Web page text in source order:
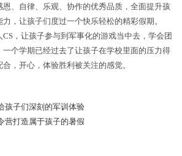
、自律、乐观、协作的优秀品质，全面提升孩
，让孩子们度过一个快乐轻松的精彩假期。
，让孩子参与到军事化的游戏当中去，学会团
一个学期已经过去了让孩子在学校里面的压力得
，开心，体验胜利被关注的感觉。
孩子们深刻的军训体验
营打造属于孩子的暑假